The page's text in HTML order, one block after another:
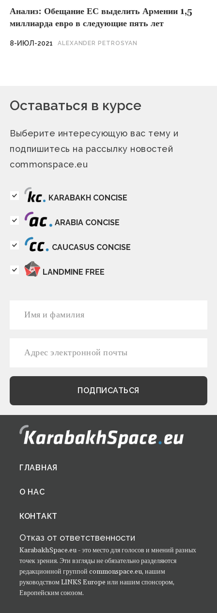
Анализ: Обещание ЕС выделить Армении 1,5
миллиарда евро в следующие пять лет
8-ИЮЛ-2021 ALEXANDER PETROSYAN
Оставаться в курсе
Выберите интересующую вас тему и
подпишитесь на рассылку новостей
commonspace.eu
KARABAKH CONCISE
ARABIA CONCISE
CAUCASUS CONCISE
LANDMINE FREE
Footer
menu
ГЛАВНАЯ
О НАС
КОНТАКТ
Отказ от ответственности
KarabakhSpace.eu - это место для голосов и мнений разных
точек зрения. Эти взгляды не обязательно разделяются
редакционной группой commonspace.eu, нашим
руководством LINKS Europe или нашим спонсором,
Европейским союзом.